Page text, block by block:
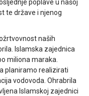
poplave u našoj
te države i njenog
naših
Islamska zajednica
miliona maraka.
planiramo realizirati
vodovoda. Ohrabrila
Islamskoj zajednici